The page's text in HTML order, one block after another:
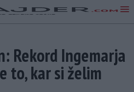
Rekord Ingemarja
to, kar si želim